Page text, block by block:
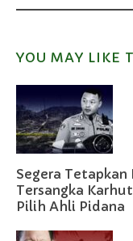
YOU MAY LIKE
Segera Tetapkan
Tersangka
Pilih Ahli Pidana